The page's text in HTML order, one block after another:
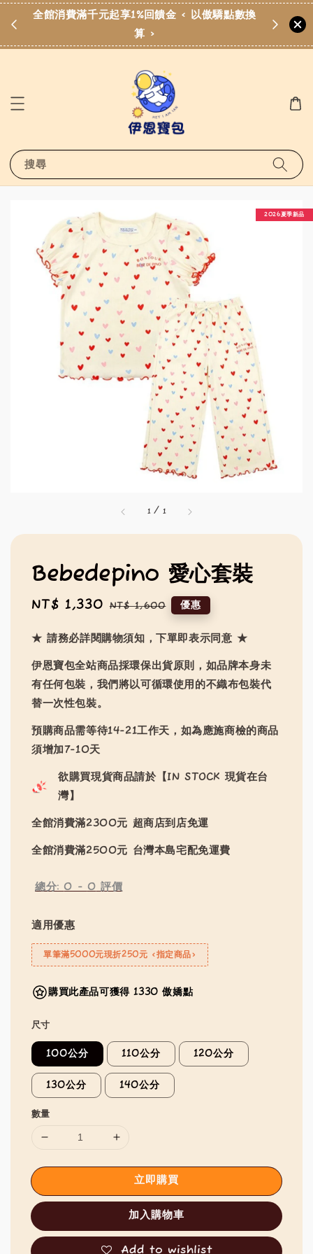
全館消費滿千元起享1%回饋金 < 以傲驕點數換
算 >
搜尋
1 / 1
2026夏季新品
Bebedepino 愛心套裝
Sale
NT$ 1,330 Regular
NT$ 1,600 優惠
★ 請務必詳閱購物須知，下單即表示同意 ★
伊恩寶包全站商品採環保出貨原則，如品牌本身未
有任何包裝，我們將以可循環使用的不織布包裝代
替一次性包裝。
預購商品需等待14-21工作天，如為應施商檢的商品
須增加7-10天
欲購買現貨商品請於【IN STOCK 現貨在台
灣】
全館消費滿2300元 超商店到店免運
全館消費滿2500元 台灣本島宅配免運費
總分: 0 - 0 評價
適用優惠
單筆滿5000元現折250元 <指定商品>
購買此產品可獲得 1330 傲嬌點
尺寸
100公分 110公分 120公分
130公分 140公分
數量
立即購買
加入購物車
Add to wishlist